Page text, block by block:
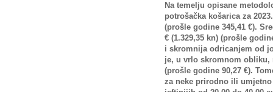
Na temelju opisane
potrošačka košarica za
(prošle godine 345,41 €).
€ (1.329,35 kn) (prošle
i skromnija odricanjem od
je, u vrlo skromnom obliku,
(prošle godine 90,27 €).
za neke prirodno ili